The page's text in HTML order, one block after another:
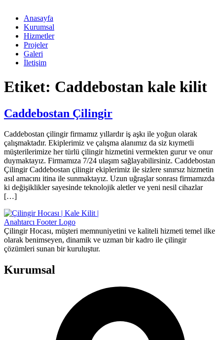
Anasayfa
Kurumsal
Hizmetler
Projeler
Galeri
İletişim
Etiket: Caddebostan kale kilit
Caddebostan Çilingir
Caddebostan çilingir firmamız yıllardır iş aşkı ile yoğun olarak
çalışmaktadır. Ekiplerimiz ve çalışma alanımız da siz kıymetli
müşterilerimize her türlü çilingir hizmetini vermekten gurur ve onur
duymaktayız. Firmamıza 7/24 ulaşım sağlayabilirsiniz. Caddebostan
Çilingir Caddebostan çilingir ekiplerimiz ile sizlere sınırsız hizmetin
asıl amacını itina ile sunmaktayız. Uzun uğraşlar sonrası firmamızda
ki değişiklikler sayesinde teknolojik aletler ve yeni nesil cihazlar
[…]
Çilingir Hocası, müşteri memnuniyetini ve kaliteli hizmeti temel ilke
olarak benimseyen, dinamik ve uzman bir kadro ile çilingir
çözümleri sunan bir kuruluştur.
Kurumsal